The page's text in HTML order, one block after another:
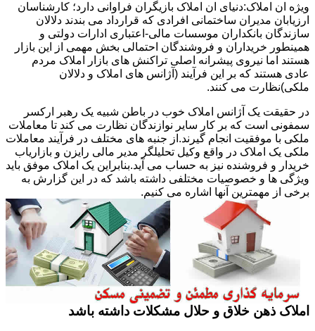
ویژه ان املاک:دنیای ان املاک بازیگران فراوانی دارد؛ کارشناسان
ارزیابان مدیران ساختمانی افرادی که قرارداد می بندند دلالان
سازندگان بانکداران موسسات مالی-اعتباری ادارات دولتی و
همینطور خریداران و فروشندگان احتمالی بخش مهمی از این بازار
هستند اما نیروی پیشرانه اصلی تراکنش های بازار املاک مردم
عادی هستند که بر این فرآیند (آژانس های املاک و دلالان
ملکی)نظارت می کنند.
در حقیقت یک آژانس املاک خوب در باطن شبیه یک رهبر ارکسر
سمفونی است که بر کار سایر نوازندگان نظارت می کند تا معاملات
ملکی با موفقیت انجام گیرند.از جنبه های مختلف در فرآیند معاملات
ملکی یک املاک در واقع وکیل تحلیلگر مدیر مالی رایزن و بازاریاب
خریدار و فروشنده نیز به حساب می آید.بنابراین یک املاک موفق باید
ویژگی ها و خصوصیات مختلفی داشته باشد که در این گزارش به
برخی از مهمترین آنها اشاره می کنیم.
املاک ذهن خلاق و حلال مشکلات داشته باشد